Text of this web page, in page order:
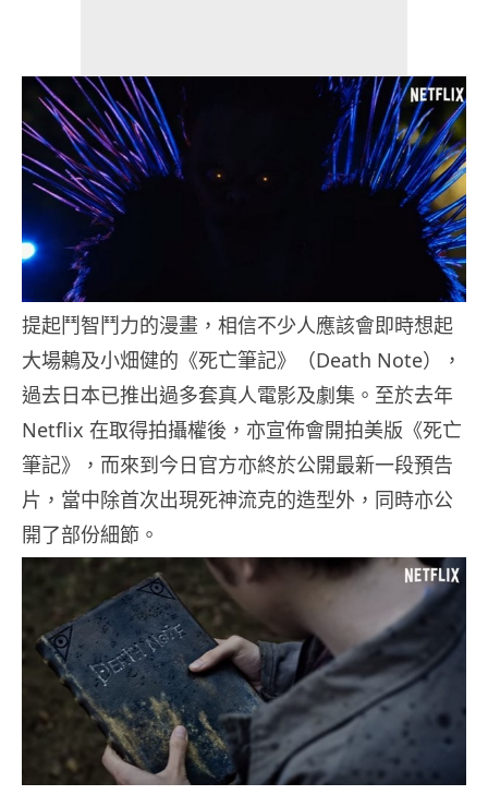
提起鬥智鬥力的漫畫，相信不少人應該會即時想起
大場鶫及小畑健的《死亡筆記》（Death Note），
過去日本已推出過多套真人電影及劇集。至於去年
Netflix 在取得拍攝權後，亦宣佈會開拍美版《死亡
筆記》，而來到今日官方亦終於公開最新一段預告
片，當中除首次出現死神流克的造型外，同時亦公
開了部份細節。